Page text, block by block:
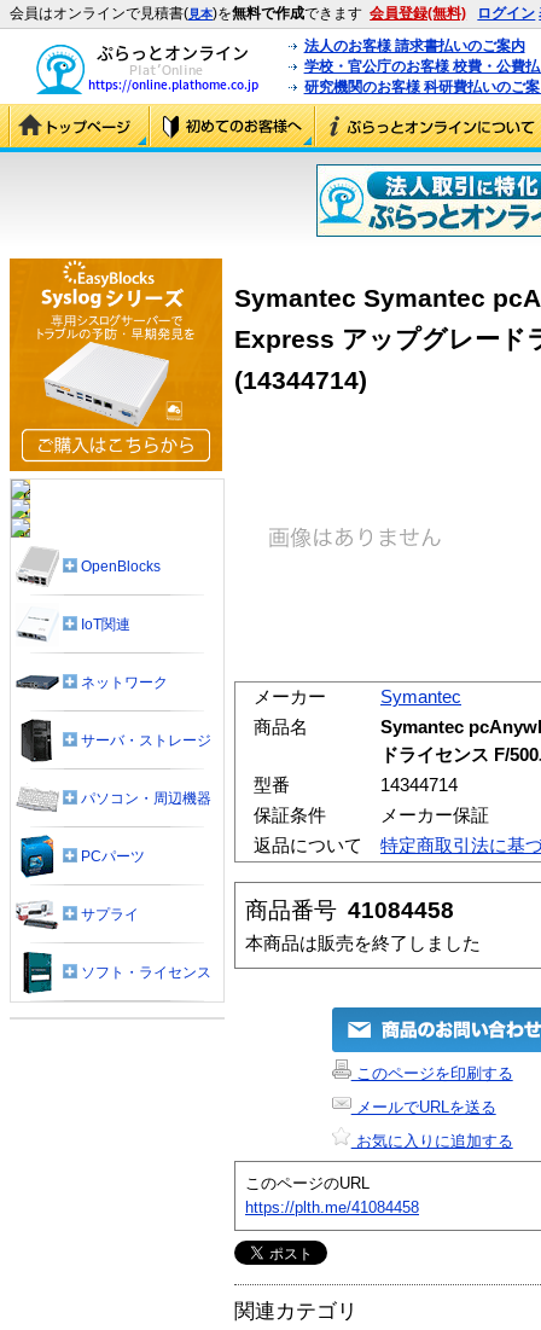
会員はオンラインで見積書(見本)を無料で作成できます 会員登録(無料) ログイン
法人のお客様 請求書払いのご案内
学校・官公庁のお客様 校費・公費
研究機関のお客様 科研費払いのご
Symantec Symantec
Express アップグレード
(14344714)
メーカー
Symantec
商品名
Symantec
ドライセンス F/
型番
14344714
保証条件
メーカー保証
返品について
特定商取引法に基
商品番号 41084458
本商品は販売を終了しました
このページを印刷する
メールでURLを送る
お気に入りに追加する
このページのURL
https://plth.me/41084458
関連カテゴリ
OpenBlocks
IoT関連
ネットワーク
サーバ・ストレージ
パソコン・周辺機器
PCパーツ
サプライ
ソフト・ライセンス